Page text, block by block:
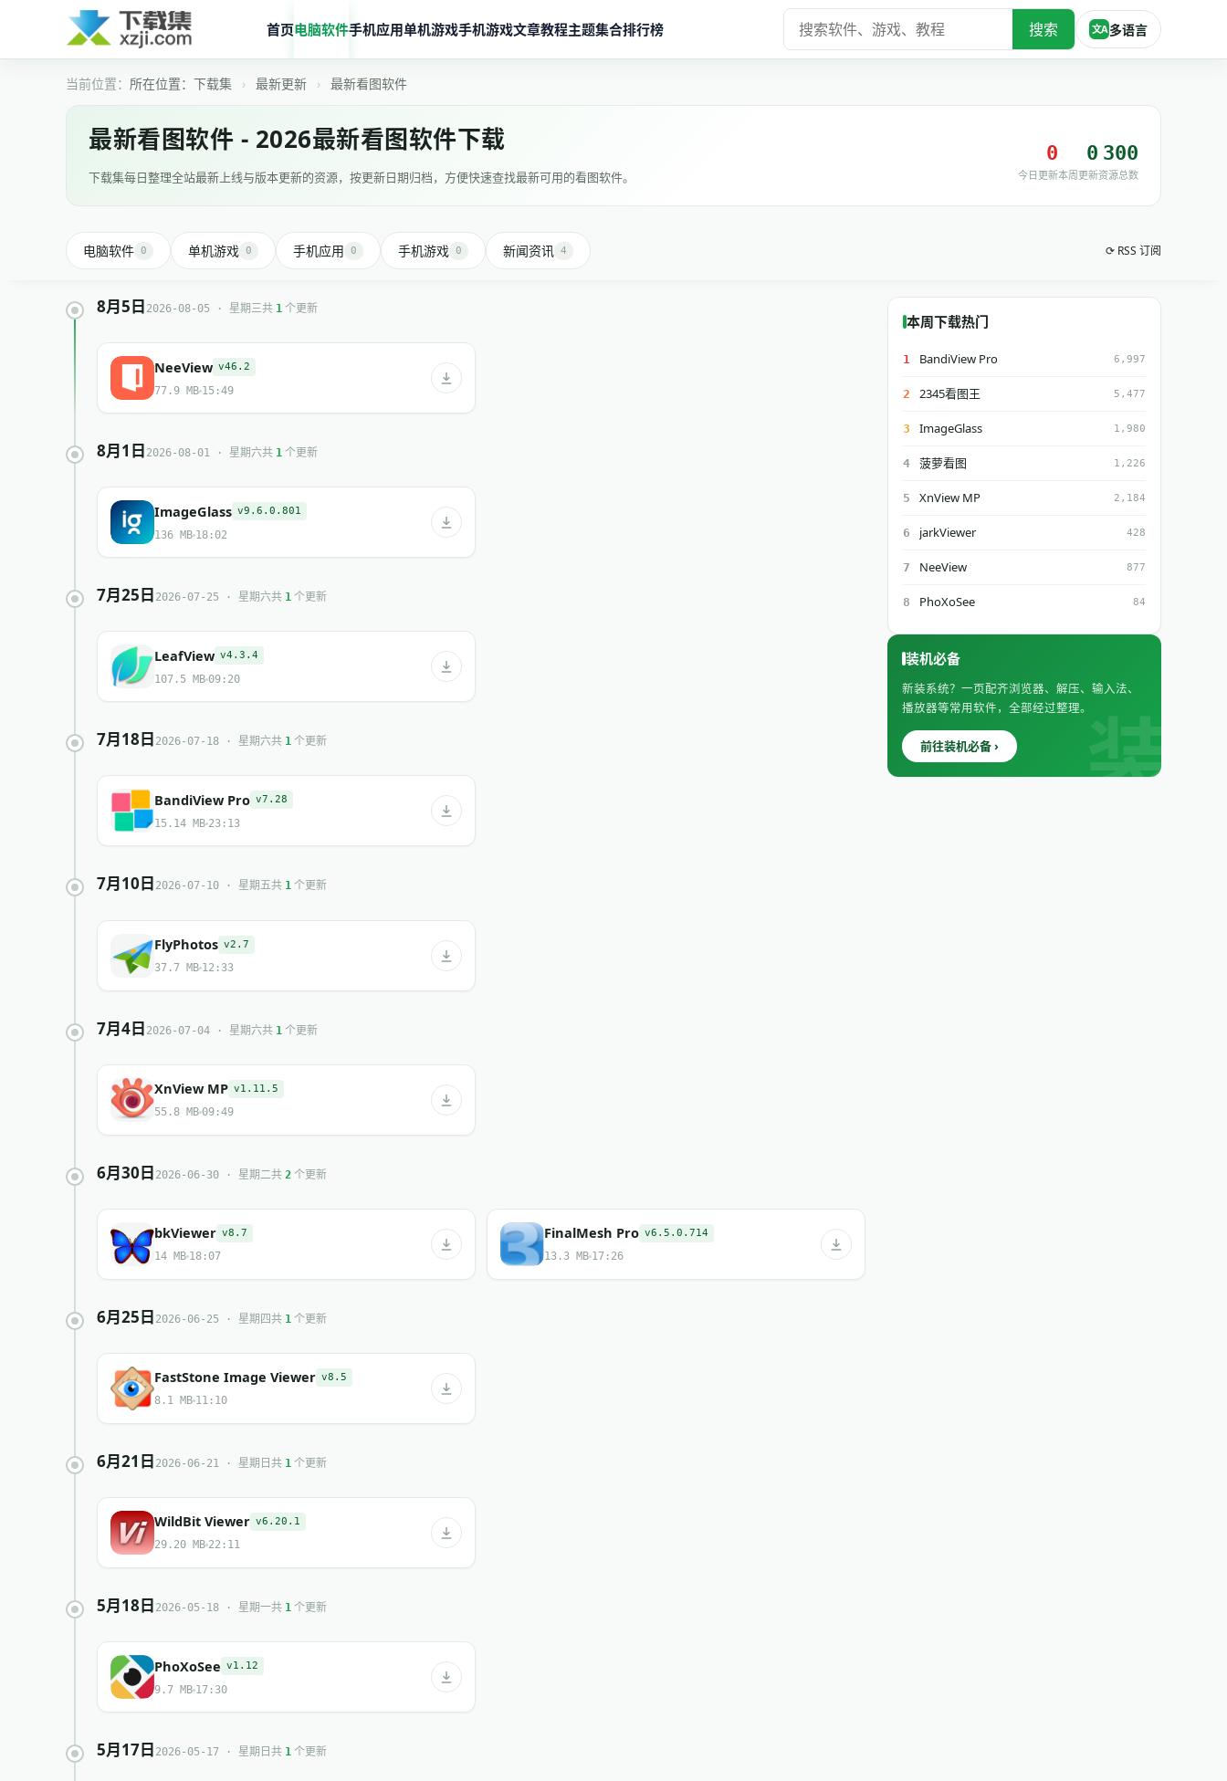
首页电脑软件手机应用单机游戏手机游戏文章教程主题集合排行榜 搜索 文A 多语言
所在位置： 下载集 › 最新更新 › 最新看图软件
最新看图软件 - 2026最新看图软件下载
下载集每日整理全站最新上线与版本更新的资源，按更新日期归档，方便快速查找最新可用的看图软件。
0
今日更新
0
本周更新
300
资源总数
电脑软件 0 单机游戏 0 手机应用 0 手机游戏 0 新闻资讯 4 ⟳ RSS 订阅
8月5日 2026-08-05 · 星期三共 1 个更新
NeeView v46.2
77.9 MB 15:49
8月1日 2026-08-01 · 星期六共 1 个更新
ImageGlass v9.6.0.801
136 MB 18:02
7月25日 2026-07-25 · 星期六共 1 个更新
LeafView v4.3.4
107.5 MB 09:20
7月18日 2026-07-18 · 星期六共 1 个更新
BandiView Pro v7.28
15.14 MB 23:13
7月10日 2026-07-10 · 星期五共 1 个更新
FlyPhotos v2.7
37.7 MB 12:33
7月4日 2026-07-04 · 星期六共 1 个更新
XnView MP v1.11.5
55.8 MB 09:49
6月30日 2026-06-30 · 星期二共 2 个更新
bkViewer v8.7
14 MB 18:07
FinalMesh Pro v6.5.0.714
13.3 MB 17:26
6月25日 2026-06-25 · 星期四共 1 个更新
FastStone Image Viewer v8.5
8.1 MB 11:10
6月21日 2026-06-21 · 星期日 共 1 个更新
WildBit Viewer v6.20.1
29.20 MB 22:11
5月18日 2026-05-18 · 星期一共 1 个更新
PhoXoSee v1.12
9.7 MB 17:30
5月17日 2026-05-17 · 星期日 共 1 个更新
本周下载热门
1 BandiView Pro 6,997
2 2345看图王 5,477
3 ImageGlass 1,980
4 菠萝看图 1,226
5 XnView MP 2,184
6 jarkViewer 428
7 NeeView 877
8 PhoXoSee 84
装机必备
新装系统？一页配齐浏览器、解压、输入法、
播放器等常用软件，全部经过整理。
前往装机必备 ›